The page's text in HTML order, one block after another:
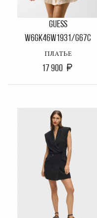
GUESS
W6GK46W1931/G67C
ПЛАТЬЕ
17 900